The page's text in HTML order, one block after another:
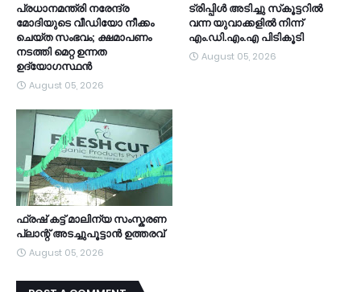
പ്രധാനമന്ത്രി നരേന്ദ്ര
മോദിയുടെ വീഡിയോ നീക്കം
ചെയ്ത സംഭവം; ക്ഷമാപണം
നടത്തി മെറ്റ ഉന്നത
ഉദ്യോഗസ്ഥന്‍
August 05, 2026
ട്രിപ്പിള്‍ അടിച്ചു സ്‌കൂട്ടറില്‍
വന്ന യുവാക്കളില്‍ നിന്ന്
എം.ഡി.എം.എ പിടികൂടി
August 05, 2026
ഫ്രഷ് കട്ട് മാലിന്യ സംസ്കരണ
പ്ലാന്റ് അടച്ചുപൂട്ടാൻ ഉത്തരവ്
August 05, 2026